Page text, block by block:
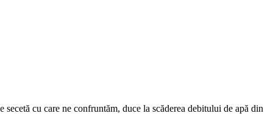
cu care ne confruntăm, duce la scăderea debitului de apă din